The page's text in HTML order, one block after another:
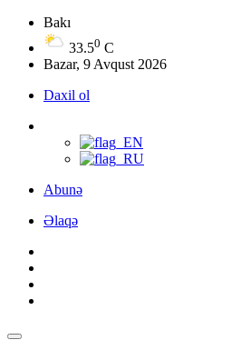
Bakı
33.50 C
Bazar, 9 Avqust 2026
Daxil ol
Abunə
Əlaqə